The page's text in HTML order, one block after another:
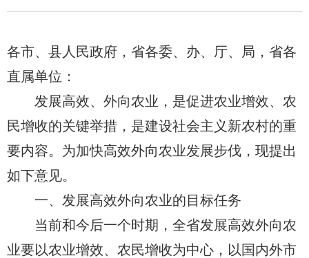
各市、县人民政府，省各委、办、厅、局，省各
直属单位：
发展高效、外向农业，是促进农业增效、农
民增收的关键举措，是建设社会主义新农村的重
要内容。为加快高效外向农业发展步伐，现提出
如下意见。
一、发展高效外向农业的目标任务
当前和今后一个时期，全省发展高效外向农
业要以农业增效、农民增收为中心，以国内外市